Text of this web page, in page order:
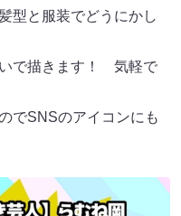
型と服装でどうにかし
で描きます！ 気軽で
でSNSのアイコンにも